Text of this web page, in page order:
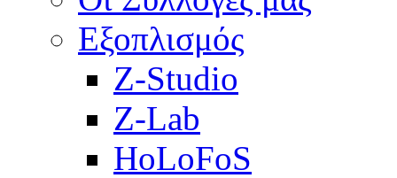
Εξοπλισμός
Z-Studio
Z-Lab
HoLoFoS